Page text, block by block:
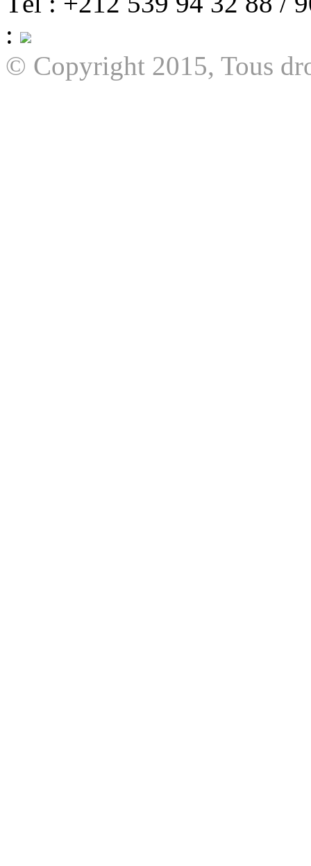
:
© Copyright 2015, Tous